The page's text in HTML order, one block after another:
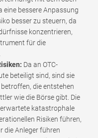
bessere Anpassung
besser zu steuern, da
konzentrieren,
für die
Da an OTC-
beteiligt sind, sind sie
die entstehen
wie die Börse gibt. Die
katastrophale
Risiken führen,
die Anleger führen